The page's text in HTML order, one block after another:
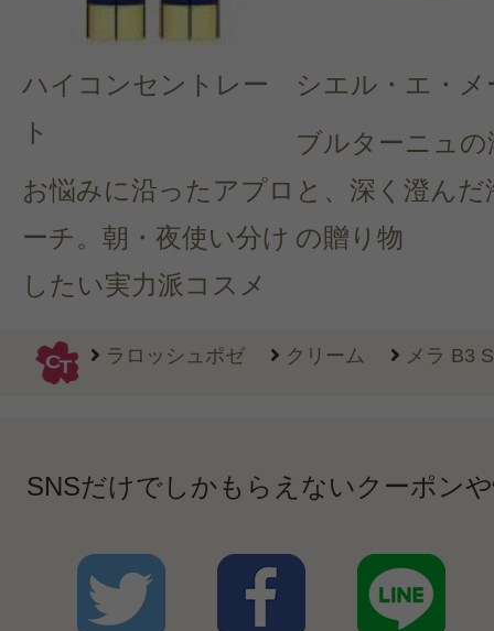
ハイコンセントレー
ト
お悩みに沿ったアプロ
ーチ。朝・夜使い分け
したい実力派コスメ
シエル・エ・メ
ブルターニュの
と、深く澄んだ
の贈り物
ラロッシュポゼ クリーム メラ B3
SNSだけでしかもらえないクーポン